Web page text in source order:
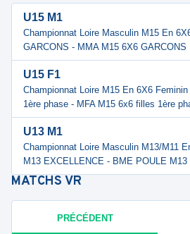
U15 M1
Championnat Loire Masculin M15 En
GARCONS - MMA M15 6X6 GARCONS
U15 F1
Championnat Loire M15 En 6X6
1ère phase - MFA M15 6x6 filles 1ère
U13 M1
Championnat Loire Masculin M13/M11
M13 EXCELLENCE - BME POULE
MATCHS VR
PRÉCÉDENT